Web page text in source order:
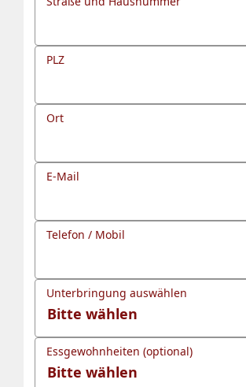
PLZ
Ort
E-Mail
Telefon / Mobil
Unterbringung auswählen
Essgewohnheiten (optional)